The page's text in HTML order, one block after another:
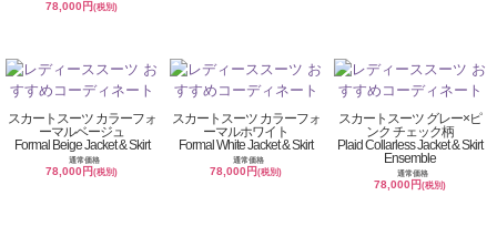
78,000円(税別)
スカートスーツ カラーフォ
ーマルベージュ
Formal Beige Jacket & Skirt
通常価格
78,000円(税別)
スカートスーツ カラーフォ
ーマルホワイト
Formal White Jacket & Skirt
通常価格
78,000円(税別)
スカートスーツ グレー×ピ
ンク チェック柄
Plaid Collarless Jacket & Skirt
Ensemble
通常価格
78,000円(税別)